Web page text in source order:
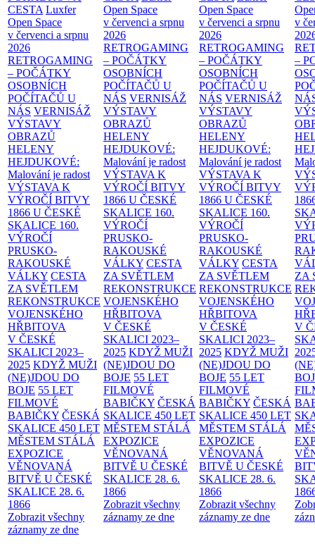
CESTA Luxfer
Open Space
v červenci a srpnu
2026
RETROGAMING
– POČÁTKY
OSOBNÍCH
POČÍTAČŮ U
NÁS VERNISÁŽ
VÝSTAVY
OBRAZŮ
HELENY
HEJDUKOVÉ:
Malování je radost
VÝSTAVA K
VÝROČÍ BITVY
1866 U ČESKÉ
SKALICE 160.
VÝROČÍ
PRUSKO-
RAKOUSKÉ
VÁLKY CESTA
ZA SVĚTLEM
REKONSTRUKCE
VOJENSKÉHO
HŘBITOVA
V ČESKÉ
SKALICI 2023–
2025 KDYŽ MUŽI
(NE)JDOU DO
BOJE 55 LET
FILMOVÉ
BABIČKY ČESKÁ
SKALICE 450 LET
MĚSTEM STÁLÁ
EXPOZICE
VĚNOVANÁ
BITVĚ U ČESKÉ
SKALICE 28. 6.
1866
Zobrazit všechny
záznamy ze dne
Open Space
v červenci a srpnu
2026
RETROGAMING
– POČÁTKY
OSOBNÍCH
POČÍTAČŮ U
NÁS VERNISÁŽ
VÝSTAVY
OBRAZŮ
HELENY
HEJDUKOVÉ:
Malování je radost
VÝSTAVA K
VÝROČÍ BITVY
1866 U ČESKÉ
SKALICE 160.
VÝROČÍ
PRUSKO-
RAKOUSKÉ
VÁLKY CESTA
ZA SVĚTLEM
REKONSTRUKCE
VOJENSKÉHO
HŘBITOVA
V ČESKÉ
SKALICI 2023–
2025 KDYŽ MUŽI
(NE)JDOU DO
BOJE 55 LET
FILMOVÉ
BABIČKY ČESKÁ
SKALICE 450 LET
MĚSTEM STÁLÁ
EXPOZICE
VĚNOVANÁ
BITVĚ U ČESKÉ
SKALICE 28. 6.
1866
Zobrazit všechny
záznamy ze dne
Open Space
v červenci a srpnu
2026
RETROGAMING
– POČÁTKY
OSOBNÍCH
POČÍTAČŮ U
NÁS VERNISÁŽ
VÝSTAVY
OBRAZŮ
HELENY
HEJDUKOVÉ:
Malování je radost
VÝSTAVA K
VÝROČÍ BITVY
1866 U ČESKÉ
SKALICE 160.
VÝROČÍ
PRUSKO-
RAKOUSKÉ
VÁLKY CESTA
ZA SVĚTLEM
REKONSTRUKCE
VOJENSKÉHO
HŘBITOVA
V ČESKÉ
SKALICI 2023–
2025 KDYŽ MUŽI
(NE)JDOU DO
BOJE 55 LET
FILMOVÉ
BABIČKY ČESKÁ
SKALICE 450 LET
MĚSTEM STÁLÁ
EXPOZICE
VĚNOVANÁ
BITVĚ U ČESKÉ
SKALICE 28. 6.
1866
Zobrazit všechny
záznamy ze dne
v
–
ZA
V